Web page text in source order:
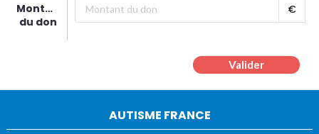
Montant
du don
€
Valider
AUTISME FRANCE